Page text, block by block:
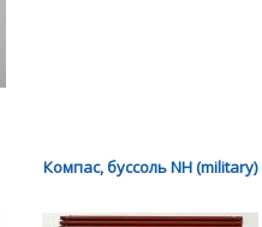
Компас, буссоль NH (military)